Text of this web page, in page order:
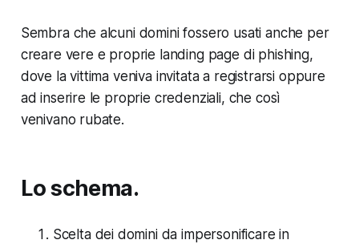
Sembra che alcuni domini fossero usati anche per
creare vere e proprie landing page di phishing,
dove la vittima veniva invitata a registrarsi oppure
ad inserire le proprie credenziali, che così
venivano rubate.
Lo schema.
Scelta dei domini da impersonificare in